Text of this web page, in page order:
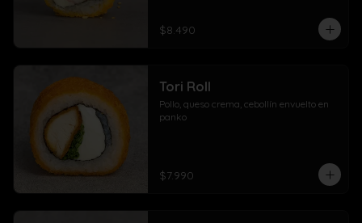
$8.490
Tori Roll
Pollo, queso crema, cebollín envuelto en
panko
$7.990